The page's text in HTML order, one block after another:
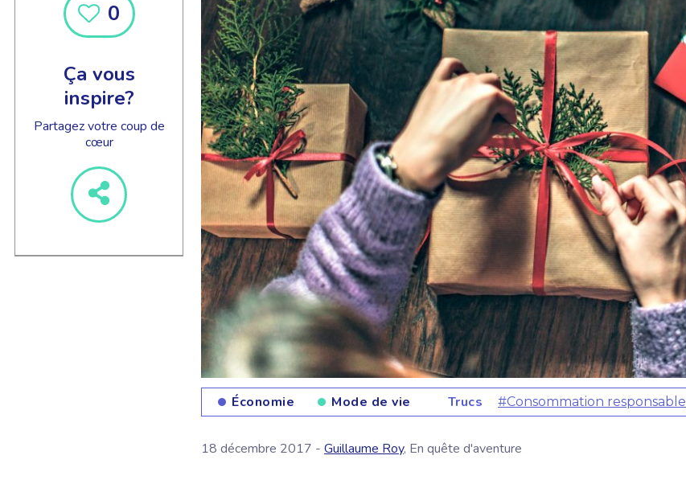
EN SAVOIR +
0
Ça vous
inspire?
Partagez votre coup de
cœur
Économie Mode de vie Trucs #Consommation responsable
18 décembre 2017 - Guillaume Roy, En quête d'aventure